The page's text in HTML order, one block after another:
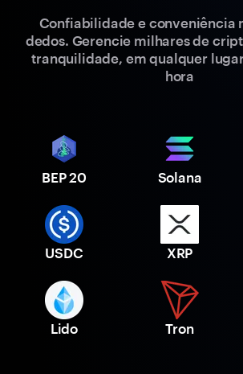
Confiabilidade e conveniência
dedos. Gerencie milhares de
tranquilidade, em qualquer
hora
BEP 20 Solana
USDC XRP
Lido Tron